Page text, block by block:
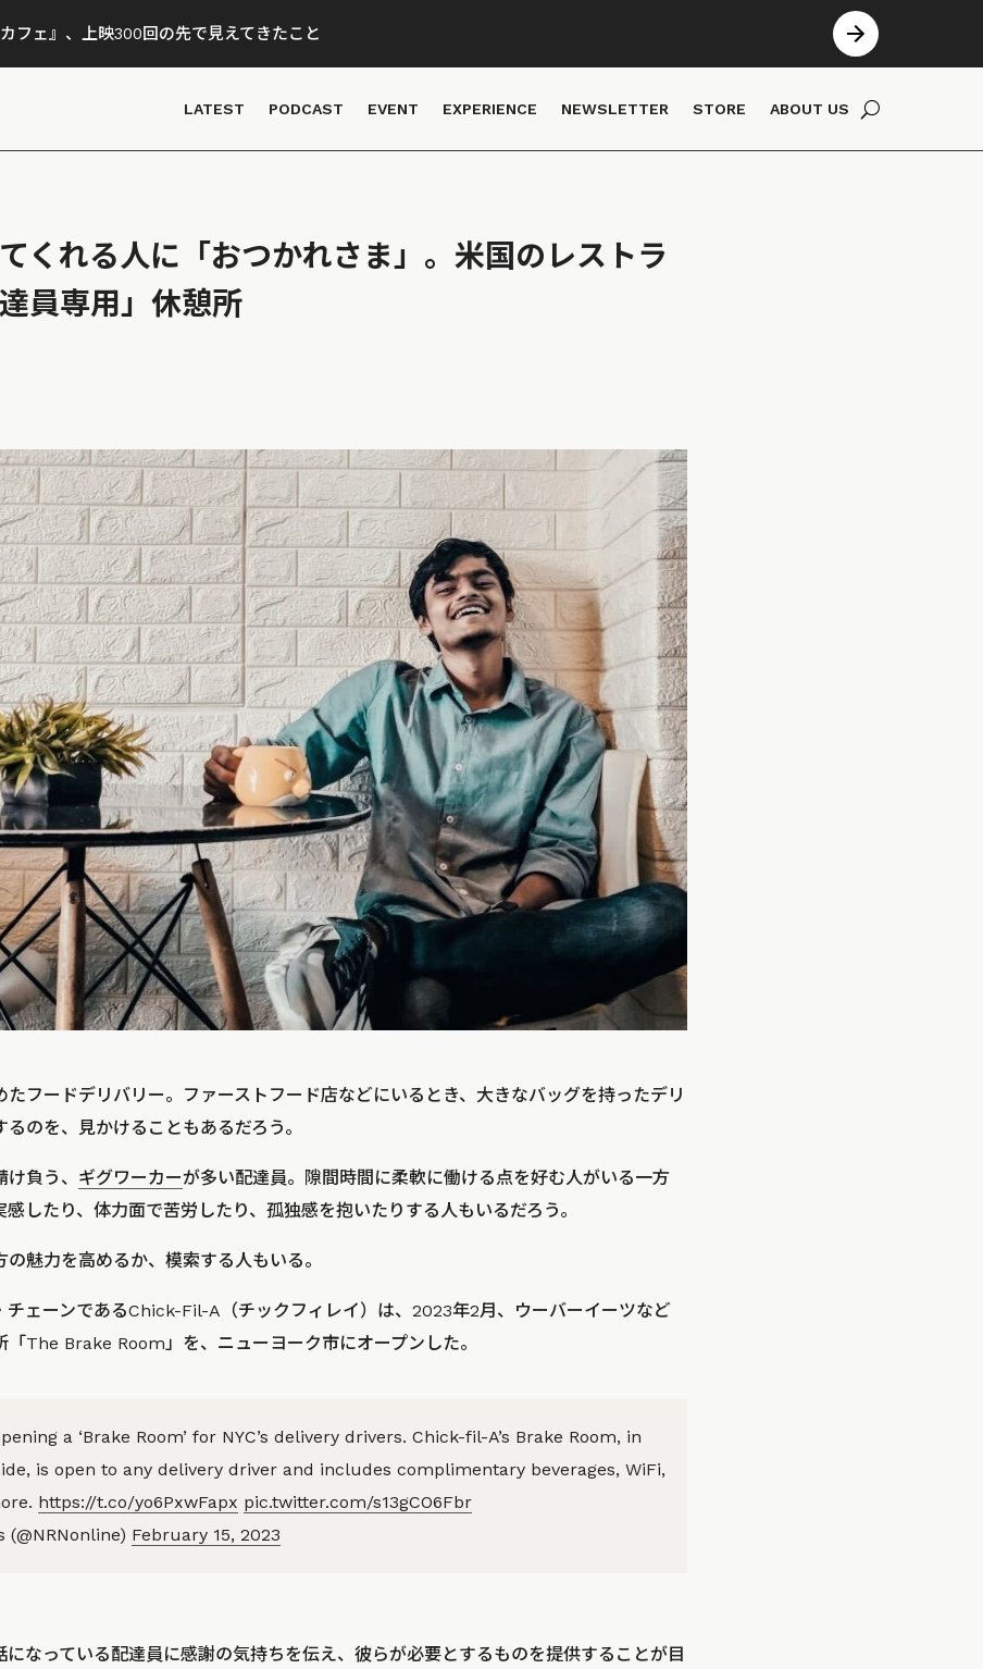
フェ』、上映300回の先で見えてきたこと
LATEST PODCAST EVENT EXPERIENCE NEWSLETTER STORE ABOUT US
くれる人に「おつかれさま」。米国のレストラ
員専用」休憩所
たフードデリバリー。ファーストフード店などにいるとき、大きなバッグを持ったデリ
のを、見かけることもあるだろう。
負う、 ギグワーカーが多い配達員。隙間時間に柔軟に働ける点を好む人がいる一方
したり、体力面で苦労したり、孤独感を抱いたりする人もいるだろう。
魅力を高めるか、模索する人もいる。
チェーンであるChick-Fil-A（チックフィレイ）は、2023年2月、ウーバーイーツなど
「The Brake Room」を、ニューヨーク市にオープンした。
a ‘Brake Room’ for NYC’s delivery drivers. Chick-fil-A’s Brake Room, in
is open to any delivery driver and includes complimentary beverages, WiFi,
https://t.co/yo6PxwFapx pic.twitter.com/s13gCO6Fbr
February 15, 2023
になっている配達員に感謝の気持ちを伝え、彼らが必要とするものを提供することが目